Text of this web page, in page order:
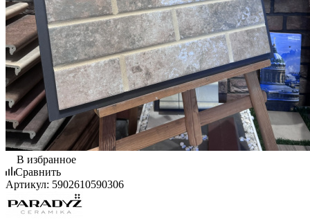
В избранное
Сравнить
Артикул: 5902610590306